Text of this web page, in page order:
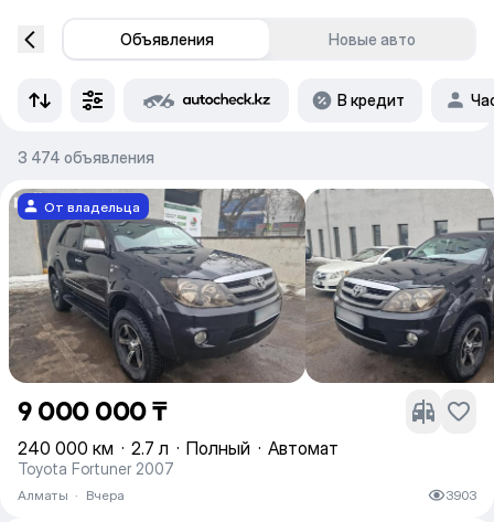
Объявления Новые авто
В кредит
3 474 объявления
От владельца
9 000 000 ₸
240 000 км · 2.7 л · Полный · Автомат
Toyota Fortuner 2007
Алматы · Вчера 3903